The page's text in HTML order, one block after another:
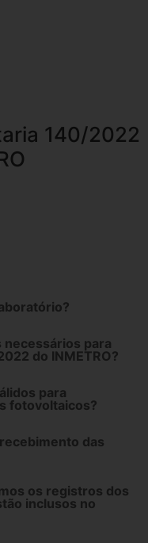
140/2022
necessários para
do INMETRO?
para
fotovoltaicos?
das
os registros dos
inclusos no